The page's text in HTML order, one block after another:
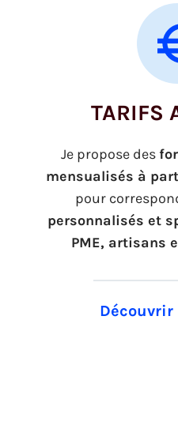
TARIFS
Je propose des
mensualisés à
pour
personnalisés et
PME, artisans